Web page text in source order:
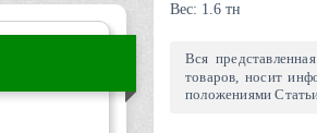
Вес: 1.6 тн
Вся
товаров, носит
положениями